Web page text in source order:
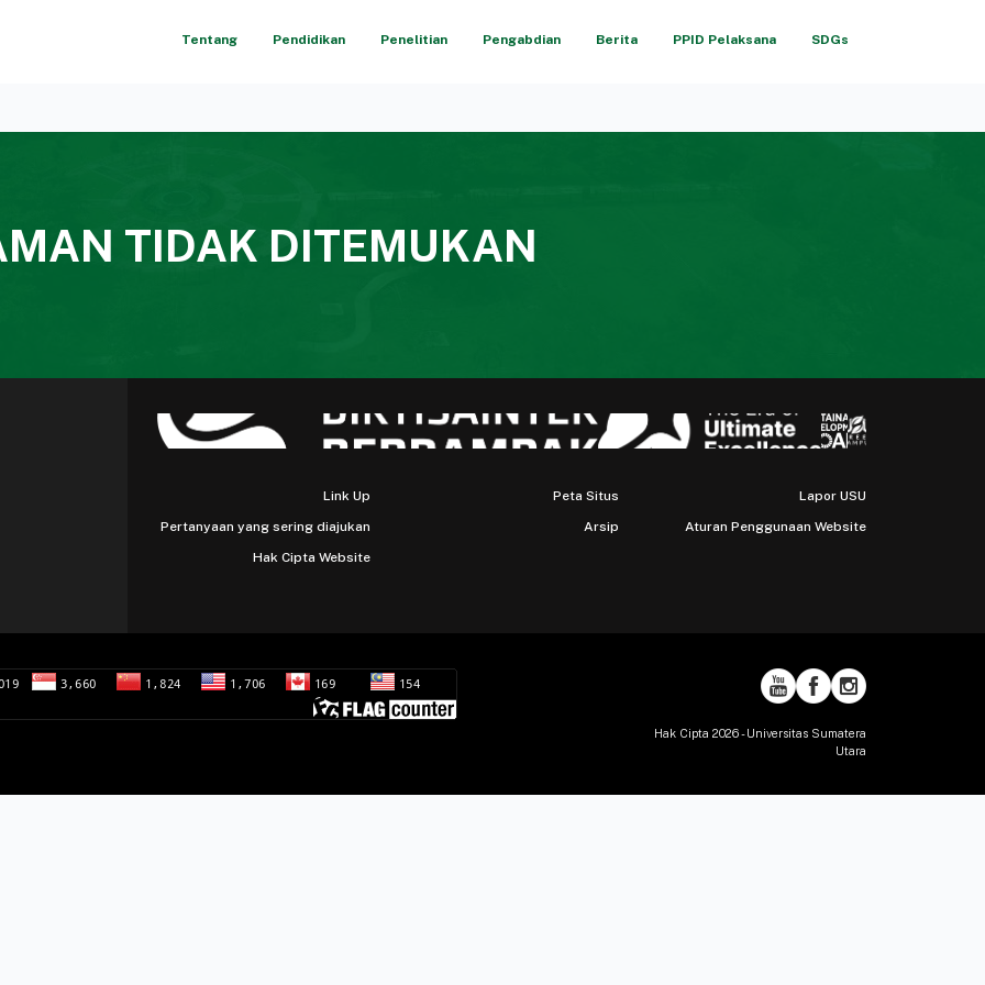
Tentang Pendidikan Penelitian Pengabdian Berita PPID Pelaksana SDGs
TIDAK DITEMUKAN
Link Up Peta Situs
Lapor USU
Pertanyaan yang sering diajukan
Arsip
Aturan Penggunaan Website
Hak Cipta Website
Hak Cipta 2026 - Universitas Sumatera
Utara